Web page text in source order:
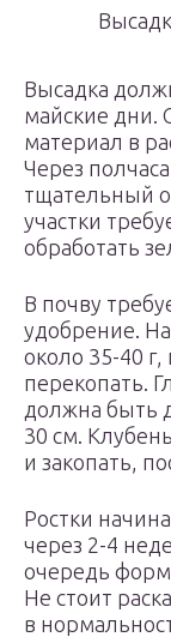
Высадка
майские дни.
материал в
Через
тщательный
участки
обработать
В почву
удобрение.
около 35-40
перекопать.
должна быть
30 см.
и закопать,
Ростки
через 2-4
очередь
Не стоит
в